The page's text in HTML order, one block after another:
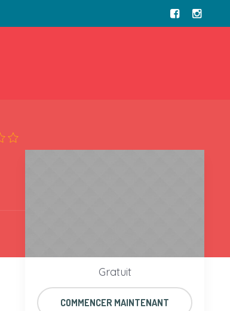
Gratuit
COMMENCER MAINTENANT